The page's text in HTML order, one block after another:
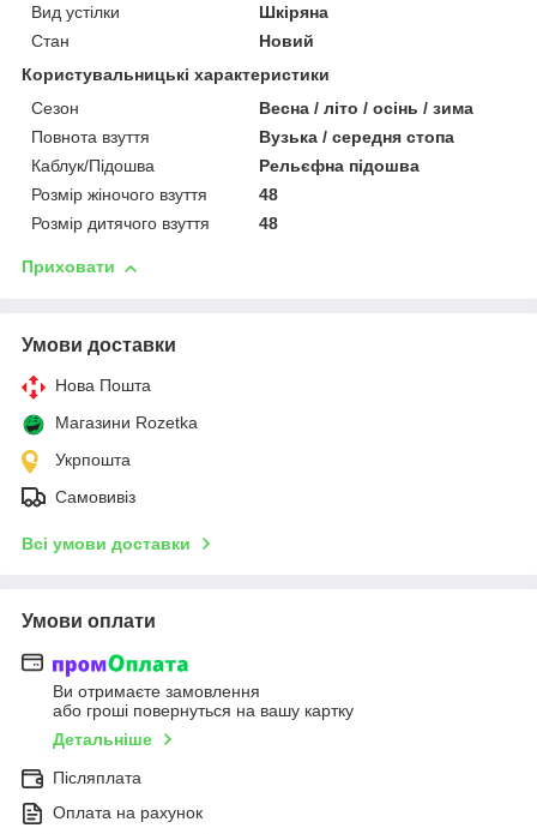
Вид устілки
Шкіряна
Стан
Новий
Користувальницькі характеристики
Сезон
Весна / літо / осінь / зима
Повнота взуття
Вузька / середня стопа
Каблук/Підошва
Рельєфна підошва
Розмір жіночого взуття
48
Розмір дитячого взуття
48
Приховати
Умови доставки
Нова Пошта
Магазини Rozetka
Укрпошта
Самовивіз
Всі умови доставки
Умови оплати
Ви отримаєте замовлення
або гроші повернуться на вашу картку
Детальніше
Післяплата
Оплата на рахунок